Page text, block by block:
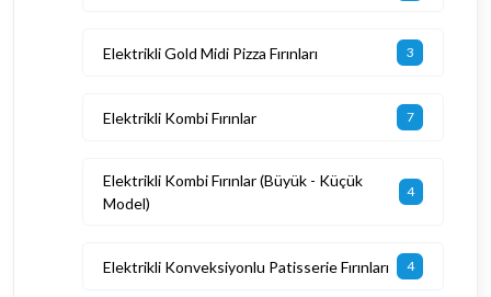
Elektrikli Gold Midi Pizza Fırınları 3
Elektrikli Kombi Fırınlar 7
Elektrikli Kombi Fırınlar (Büyük - Küçük
Model)
4
Elektrikli Konveksiyonlu Patisserie Fırınları 4